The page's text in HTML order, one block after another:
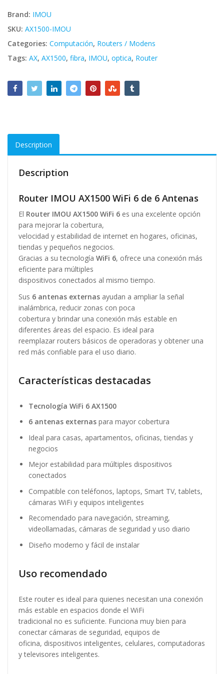
Brand: IMOU
SKU: AX1500-IMOU
Categories: Computación, Routers / Modens
Tags: AX, AX1500, fibra, IMOU, optica, Router
Description
Description
Router IMOU AX1500 WiFi 6 de 6 Antenas
El Router IMOU AX1500 WiFi 6 es una excelente opción
para mejorar la cobertura,
velocidad y estabilidad de internet en hogares, oficinas,
tiendas y pequeños negocios.
Gracias a su tecnología WiFi 6, ofrece una conexión más
eficiente para múltiples
dispositivos conectados al mismo tiempo.
Sus 6 antenas externas ayudan a ampliar la señal
inalámbrica, reducir zonas con poca
cobertura y brindar una conexión más estable en
diferentes áreas del espacio. Es ideal para
reemplazar routers básicos de operadoras y obtener una
red más confiable para el uso diario.
Características destacadas
Tecnología WiFi 6 AX1500
6 antenas externas para mayor cobertura
Ideal para casas, apartamentos, oficinas, tiendas y
negocios
Mejor estabilidad para múltiples dispositivos
conectados
Compatible con teléfonos, laptops, Smart TV, tablets,
cámaras WiFi y equipos inteligentes
Recomendado para navegación, streaming,
videollamadas, cámaras de seguridad y uso diario
Diseño moderno y fácil de instalar
Uso recomendado
Este router es ideal para quienes necesitan una conexión
más estable en espacios donde el WiFi
tradicional no es suficiente. Funciona muy bien para
conectar cámaras de seguridad, equipos de
oficina, dispositivos inteligentes, celulares, computadoras
y televisores inteligentes.